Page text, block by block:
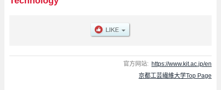
官方网站: https://www.kit.ac.jp/en
京都工芸繊維大学Top Page